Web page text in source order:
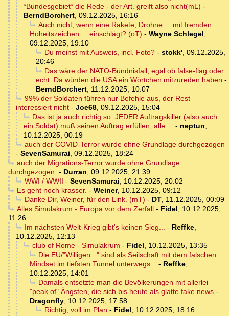
*Bundesgebiet* die Rede - der Art. greift also nicht(mL) -
BerndBorchert, 09.12.2025, 16:16
Auch nicht, wenn eine Rakete, Drohne ... mit fremden
Hoheitszeichen ... einschlägt? (oT) - Wayne Schlegel,
09.12.2025, 19:10
Du meinst mit Ausweis, incl. Foto?- stokk', 09.12.2025,
20:46
Das wäre der NATO-Bündnisfall, egal ob false-flag oder
echt. Da würden die USA ein Wörtchen mitzureden haben -
BerndBorchert, 11.12.2025, 10:07
99% der Soldaten führen nur Befehle aus, der Rest
interessiert nicht - Joe68, 09.12.2025, 15:04
Das ist ja auch richtig so: JEDER Auftragskiller (also auch
ein Soldat) muß seinen Auftrag erfüllen, alle ... - neptun,
10.12.2025, 00:19
auch der COVID-Terror wurde ohne Grundlage durchgezogen
- SevenSamurai, 09.12.2025, 18:24
auch der Migrations-Terror wurde ohne Grundlage
durchgezogen. - Durran, 09.12.2025, 21:39
WWI / WWII - SevenSamurai, 10.12.2025, 20:02
Es geht noch krasser. - Weiner, 10.12.2025, 09:12
Danke Dir, Weiner, für den Link. (mT) - DT, 11.12.2025, 00:09
Alles Simulakrum - Europa vor dem Zerfall- Fidel, 10.12.2025,
11:26
Im nächsten Welt-Krieg gibt's keinen Sieg... - Reffke,
10.12.2025, 12:13
club of Rome - Simulakrum - Fidel, 10.12.2025, 13:35
Die EU/"Willigen..." sind als Seilschaft mit dem falschen
Mindset im tiefsten Tunnel unterwegs... - Reffke,
10.12.2025, 14:01
Damals entsetzte man die Bevölkerungen mit allerlei
"peak of" Ängsten, die sich bis heute als glatte fake news -
Dragonfly, 10.12.2025, 17:58
Richtig, voll im Plan - Fidel, 10.12.2025, 18:16